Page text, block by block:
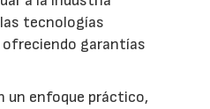
tecnologías
garantías
un enfoque práctico,